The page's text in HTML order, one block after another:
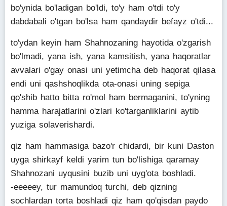
bo'ynida bo'ladigan bo'ldi, to'y ham o'tdi to'y
dabdabali o'tgan bo'lsa ham qandaydir befayz o'tdi...
to'ydan keyin ham Shahnozaning hayotida o'zgarish
bo'lmadi, yana ish, yana kamsitish, yana haqoratlar
avvalari o'gay onasi uni yetimcha deb haqorat qilasa
endi uni qashshoqlikda ota-onasi uning sepiga
qo'shib hatto bitta ro'mol ham bermaganini, to'yning
hamma harajatlarini o'zlari ko'targanliklarini aytib
yuziga solaverishardi.
qiz ham hammasiga bazo'r chidardi, bir kuni Daston
uyga shirkayf keldi yarim tun bo'lishiga qaramay
Shahnozani uyqusini buzib uni uyg'ota boshladi.
-eeeeey, tur mamundoq turchi, deb qizning
sochlardan torta boshladi qiz ham qo'qisdan paydo